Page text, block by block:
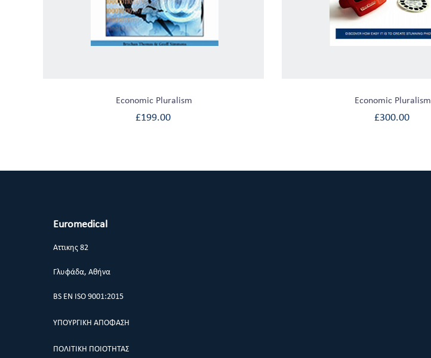
Economic Pluralism
£199.00
Economic Pluralism
£300.00
Euromedical
Αττικης 82
Γλυφάδα, Αθήνα
BS EN ISO 9001:2015
ΥΠΟΥΡΓΙΚΗ ΑΠΟΦΑΣΗ
ΠΟΛΙΤΙΚΗ ΠΟΙΟΤΗΤΑΣ